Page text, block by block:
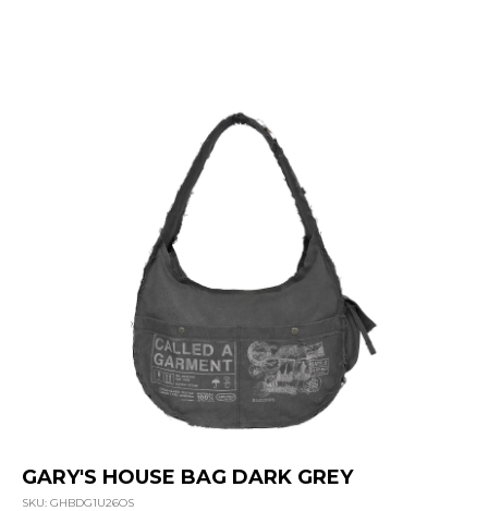
GARY'S HOUSE BAG DARK GREY
SKU: GHBDG1U26OS